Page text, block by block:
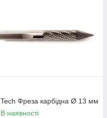
Tech Фреза карбідна Ø 13 мм
В наявності